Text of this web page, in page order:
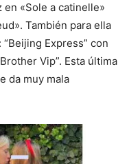
«Sole a catinelle»
También para ella
Express” con
Vip”. Esta última
da muy mala